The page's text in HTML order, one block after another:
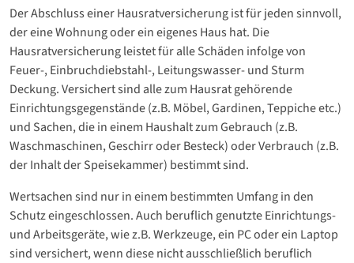
Der Abschluss einer Hausratversicherung ist für jeden sinnvoll,
der eine Wohnung oder ein eigenes Haus hat. Die
Hausratversicherung leistet für alle Schäden infolge von
Feuer-, Einbruchdiebstahl-, Leitungswasser- und Sturm
Deckung. Versichert sind alle zum Hausrat gehörende
Einrichtungsgegenstände (z.B. Möbel, Gardinen, Teppiche etc.)
und Sachen, die in einem Haushalt zum Gebrauch (z.B.
Waschmaschinen, Geschirr oder Besteck) oder Verbrauch (z.B.
der Inhalt der Speisekammer) bestimmt sind.
Wertsachen sind nur in einem bestimmten Umfang in den
Schutz eingeschlossen. Auch beruflich genutzte Einrichtungs-
und Arbeitsgeräte, wie z.B. Werkzeuge, ein PC oder ein Laptop
sind versichert, wenn diese nicht ausschließlich beruflich